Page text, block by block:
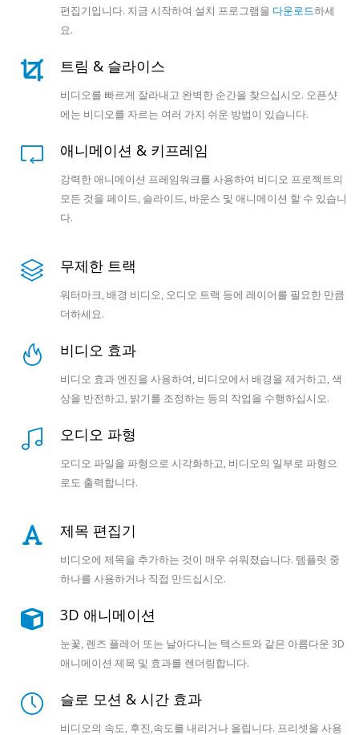
편집기입니다. 지금 시작하여 설치 프로그램을 다운로드하세
요.
트림 & 슬라이스
비디오를 빠르게 잘라내고 완벽한 순간을 찾으십시오. 오픈샷
에는 비디오를 자르는 여러 가지 쉬운 방법이 있습니다.
애니메이션 & 키프레임
강력한 애니메이션 프레임워크를 사용하여 비디오 프로젝트의
모든 것을 페이드, 슬라이드, 바운스 및 애니메이션 할 수 있습니
다.
무제한 트랙
워터마크, 배경 비디오, 오디오 트랙 등에 레이어를 필요한 만큼
더하세요.
비디오 효과
비디오 효과 엔진을 사용하여, 비디오에서 배경을 제거하고, 색
상을 반전하고, 밝기를 조정하는 등의 작업을 수행하십시오.
오디오 파형
오디오 파일을 파형으로 시각화하고, 비디오의 일부로 파형으
로도 출력합니다.
제목 편집기
비디오에 제목을 추가하는 것이 매우 쉬워졌습니다. 템플릿 중
하나를 사용하거나 직접 만드십시오.
3D 애니메이션
눈꽃, 렌즈 플레어 또는 날아다니는 텍스트와 같은 아름다운 3D
애니메이션 제목 및 효과를 렌더링합니다.
슬로 모션 & 시간 효과
비디오의 속도, 후진,속도를 내리거나 올립니다. 프리셋을 사용